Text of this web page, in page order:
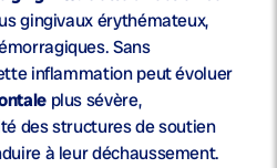
gingivaux érythémateux,
Sans
inflammation peut évoluer
plus sévère,
des structures de soutien
à leur déchaussement.